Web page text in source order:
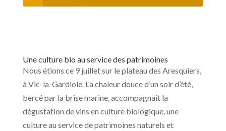
Une culture bio au service des patrimoines
Nous étions ce 9 juillet sur le plateau des Aresquiers,
à Vic-la-Gardiole. La chaleur douce d’un soir d’été,
bercé par la brise marine, accompagnait la
dégustation de vins en culture biologique, une
culture au service de patrimoines naturels et